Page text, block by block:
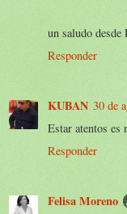
un saludo
Responder
KUBAN 30 de
Estar atentos es
Responder
Felisa Moreno